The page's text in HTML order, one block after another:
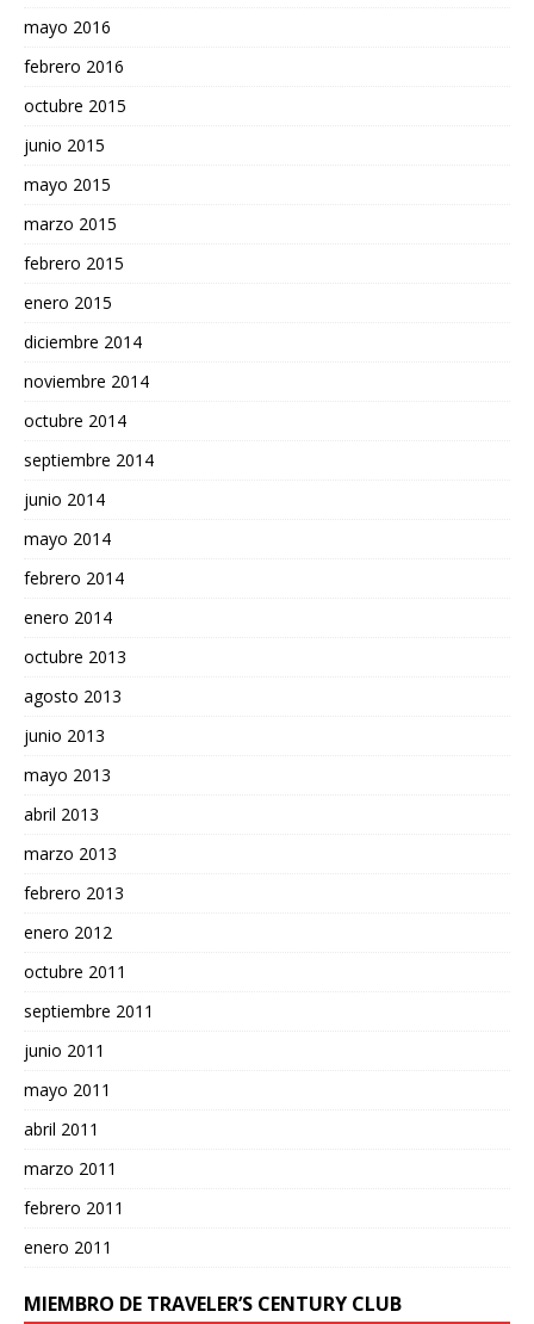
mayo 2016
febrero 2016
octubre 2015
junio 2015
mayo 2015
marzo 2015
febrero 2015
enero 2015
diciembre 2014
noviembre 2014
octubre 2014
septiembre 2014
junio 2014
mayo 2014
febrero 2014
enero 2014
octubre 2013
agosto 2013
junio 2013
mayo 2013
abril 2013
marzo 2013
febrero 2013
enero 2012
octubre 2011
septiembre 2011
junio 2011
mayo 2011
abril 2011
marzo 2011
febrero 2011
enero 2011
MIEMBRO DE TRAVELER’S CENTURY CLUB